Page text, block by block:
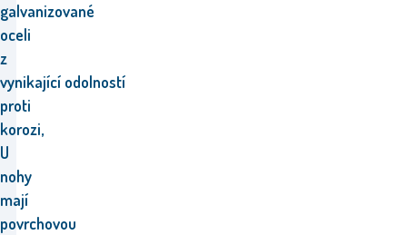
galvanizované
oceli
z
vynikající odolností
proti
korozi,
U
nohy
mají
povrchovou